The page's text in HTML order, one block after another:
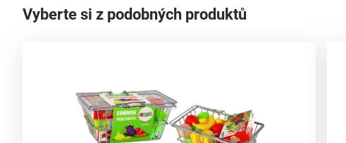
Vyberte si z podobných produktů